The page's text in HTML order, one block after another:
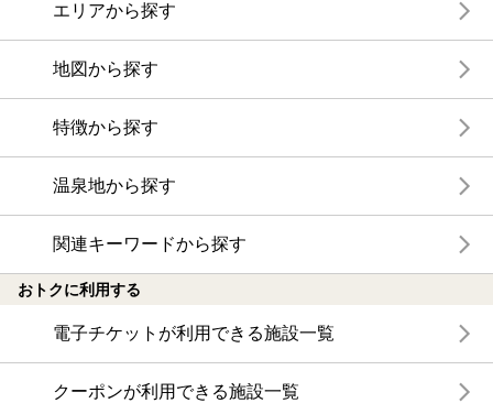
エリアから探す
地図から探す
特徴から探す
温泉地から探す
関連キーワードから探す
おトクに利用する
電子チケットが利用できる施設一覧
クーポンが利用できる施設一覧